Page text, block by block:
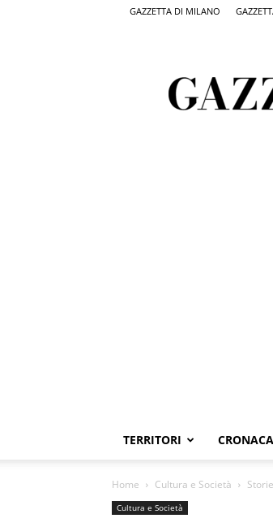
GAZZETTA DI MILANO
TERRITORI CRONACA
Home Cultura e Società
Cultura e Società